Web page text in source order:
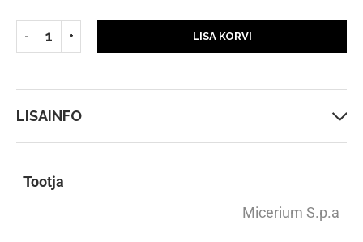
LISA KORVI
LISAINFO
Tootja
Micerium S.p.a